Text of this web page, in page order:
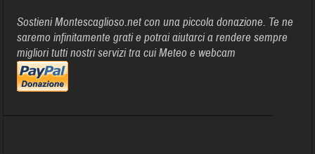
Sostieni Montescaglioso.net con una piccola donazione. Te ne
saremo infinitamente grati e potrai aiutarci a rendere sempre
migliori tutti nostri servizi tra cui Meteo e webcam